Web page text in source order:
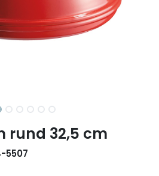
rund 32,5 cm
5507